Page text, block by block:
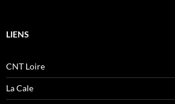
LIENS
CNT Loire
La Cale